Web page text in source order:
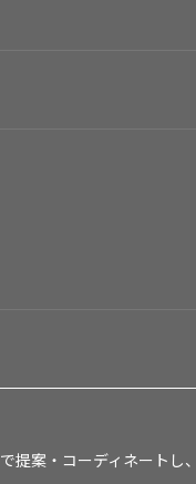
提案・コーディネート